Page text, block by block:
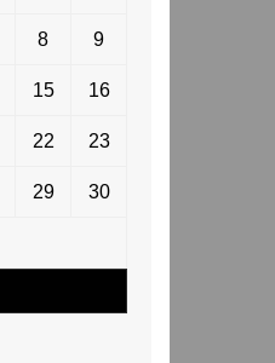
8 9
15 16
22 23
29 30